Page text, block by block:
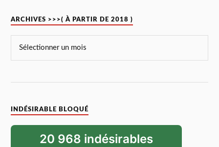
ARCHIVES >>>( À PARTIR DE 2018 )
INDÉSIRABLE BLOQUÉ
20 968 indésirables